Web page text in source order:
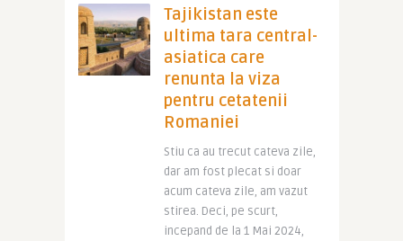
Tajikistan este
ultima tara central-
asiatica care
renunta la viza
pentru cetatenii
Romaniei
Stiu ca au trecut cateva zile,
dar am fost plecat si doar
acum cateva zile, am vazut
stirea. Deci, pe scurt,
incepand de la 1 Mai 2024,